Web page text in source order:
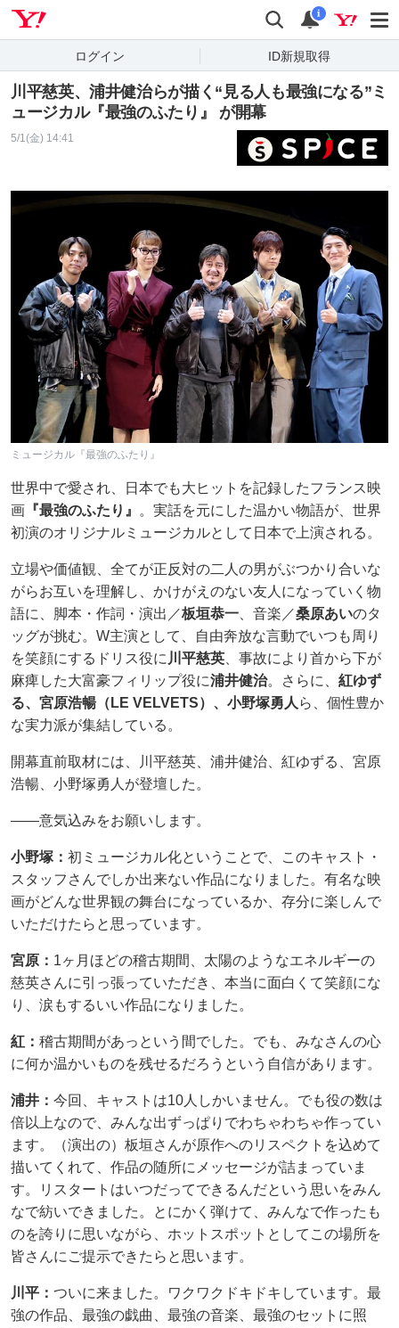
検索 通知
i
ログイン ID新規取得
川平慈英、浦井健治らが描く“見る人も最強になる”ミ
ュージカル『最強のふたり』 が開幕
5/1(金) 14:41
ミュージカル『最強のふたり』
世界中で愛され、日本でも大ヒットを記録したフランス映
画 『最強のふたり』
。実話を元にした温かい物語が、世界
初演のオリジナルミュージカルとして日本で上演される。
立場や価値観、全てが正反対の二人の男がぶつかり合いな
がらお互いを理解し、かけがえのない友人になっていく物
語に、脚本・作詞・演出／板垣恭一 、音楽／桑原あいのタ
ッグが挑む。W主演として、自由奔放な言動でいつも周り
を笑顔にするドリス役に 川平慈英 、事故により首から下が
麻痺した大富豪フィリップ役に浦井健治。さらに、 紅ゆず
る、宮原浩暢（LE VELVETS）、小野塚勇人 ら、個性豊か
な実力派が集結している。
開幕直前取材には、川平慈英、浦井健治、紅ゆずる、宮原
浩暢、小野塚勇人が登壇した。
――意気込みをお願いします。
小野塚： 初ミュージカル化ということで、このキャスト・
スタッフさんでしか出来ない作品になりました。有名な映
画がどんな世界観の舞台になっているか、存分に楽しんで
いただけたらと思っています。
宮原： 1ヶ月ほどの稽古期間、太陽のようなエネルギーの
慈英さんに引っ張っていただき、本当に面白くて笑顔にな
り、涙もするいい作品になりました。
紅： 稽古期間があっという間でした。でも、みなさんの心
に何か温かいものを残せるだろうという自信があります。
浦井： 今回、キャストは10人しかいません。でも役の数は
倍以上なので、みんな出ずっぱりでわちゃわちゃ作ってい
ます。（演出の）板垣さんが原作へのリスペクトを込めて
描いてくれて、作品の随所にメッセージが詰まっていま
す。リスタートはいつだってできるんだという思いをみん
なで紡いできました。とにかく弾けて、みんなで作ったも
のを誇りに思いながら、ホットスポットとしてこの場所を
皆さんにご提示できたらと思います。
川平： ついに来ました。ワクワクドキドキしています。最
強の作品、最強の戯曲、最強の音楽、最強のセットに照